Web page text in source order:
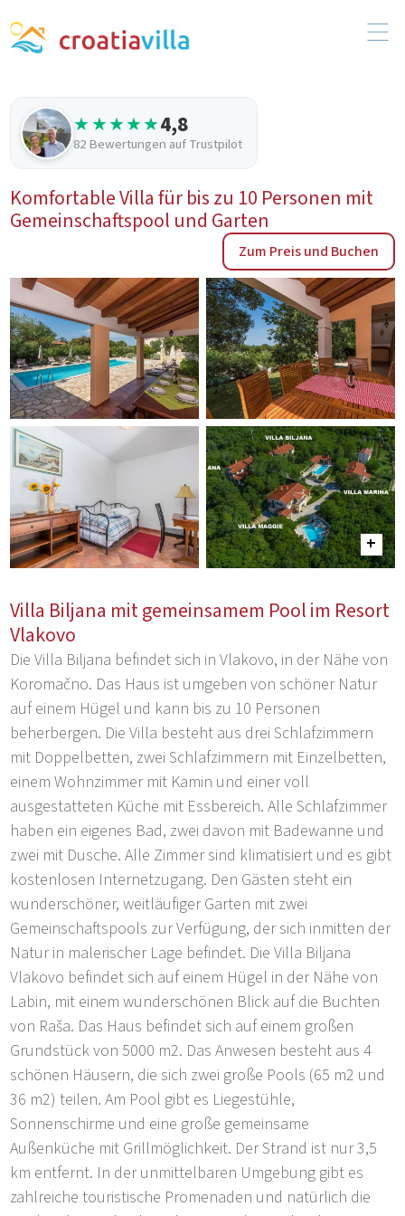
★★★★★4,8
82 Bewertungen auf Trustpilot
Komfortable Villa für bis zu 10 Personen mit
Gemeinschaftspool und Garten
Zum Preis und Buchen
Villa Biljana mit gemeinsamem Pool im Resort
Vlakovo
Die Villa Biljana befindet sich in Vlakovo, in der Nähe von
Koromačno. Das Haus ist umgeben von schöner Natur
auf einem Hügel und kann bis zu 10 Personen
beherbergen. Die Villa besteht aus drei Schlafzimmern
mit Doppelbetten, zwei Schlafzimmern mit Einzelbetten,
einem Wohnzimmer mit Kamin und einer voll
ausgestatteten Küche mit Essbereich. Alle Schlafzimmer
haben ein eigenes Bad, zwei davon mit Badewanne und
zwei mit Dusche. Alle Zimmer sind klimatisiert und es gibt
kostenlosen Internetzugang. Den Gästen steht ein
wunderschöner, weitläufiger Garten mit zwei
Gemeinschaftspools zur Verfügung, der sich inmitten der
Natur in malerischer Lage befindet. Die Villa Biljana
Vlakovo befindet sich auf einem Hügel in der Nähe von
Labin, mit einem wunderschönen Blick auf die Buchten
von Raša. Das Haus befindet sich auf einem großen
Grundstück von 5000 m2. Das Anwesen besteht aus 4
schönen Häusern, die sich zwei große Pools (65 m2 und
36 m2) teilen. Am Pool gibt es Liegestühle,
Sonnenschirme und eine große gemeinsame
Außenküche mit Grillmöglichkeit. Der Strand ist nur 3,5
km entfernt. In der unmittelbaren Umgebung gibt es
zahlreiche touristische Promenaden und natürlich die